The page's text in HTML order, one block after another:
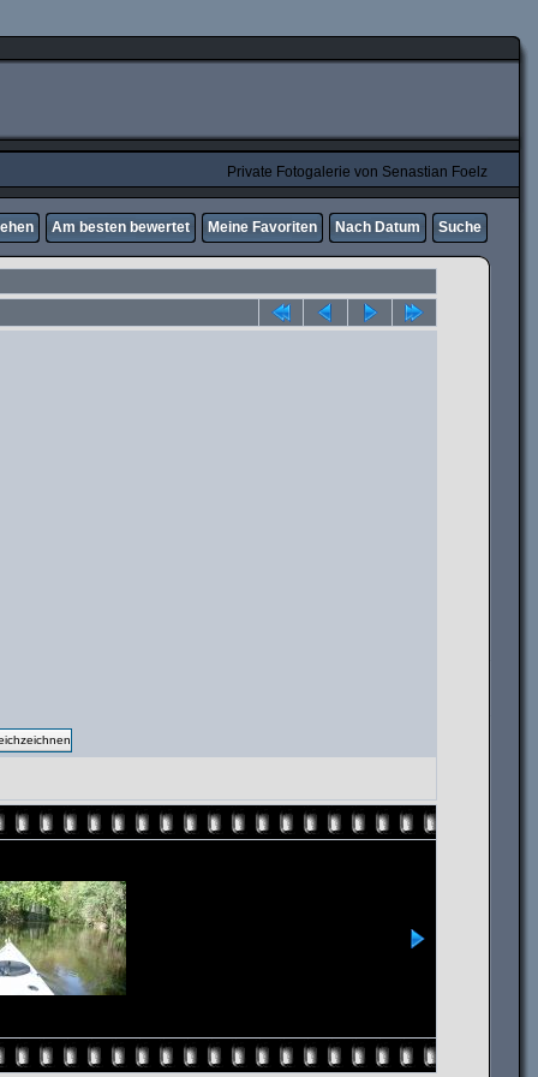
Private Fotogalerie von Senastian Foelz
Am besten bewertet Meine Favoriten Nach Datum Suche